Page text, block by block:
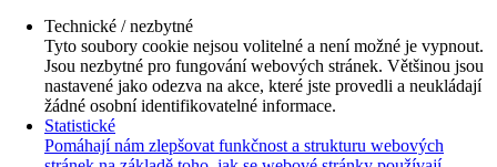
Technické / nezbytné
Tyto soubory cookie nejsou volitelné a není možné je vypnout.
Jsou nezbytné pro fungování webových stránek. Většinou jsou
nastavené jako odezva na akce, které jste provedli a neukládají
žádné osobní identifikovatelné informace.
Statistické
Pomáhají nám zlepšovat funkčnost a strukturu webových